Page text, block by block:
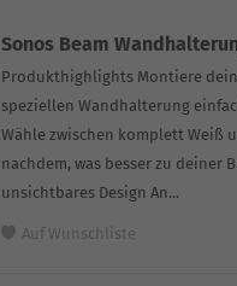
Sonos Beam
Produkthighlights Montiere
speziellen Wandhalterung
Wähle zwischen komplett Weiß
nachdem, was besser zu deiner
unsichtbares Design An...
Auf Wunschliste